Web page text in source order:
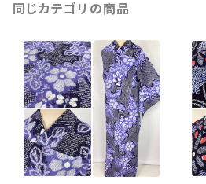
同じカテゴリの商品